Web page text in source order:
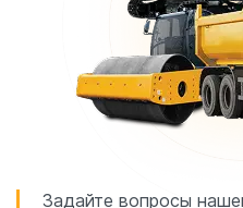
Задайте вопросы